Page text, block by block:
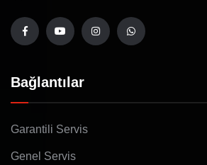
Bağlantılar
Garantili Servis
Genel Servis